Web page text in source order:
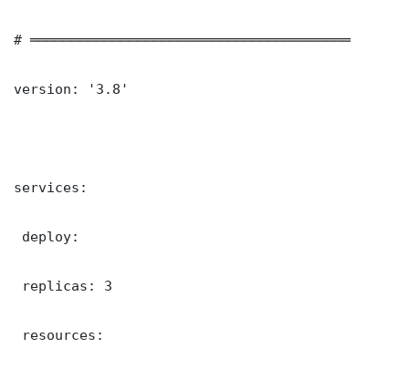
# ═══════════════════════════════════════
version: '3.8'
services:
deploy:
replicas: 3
resources: